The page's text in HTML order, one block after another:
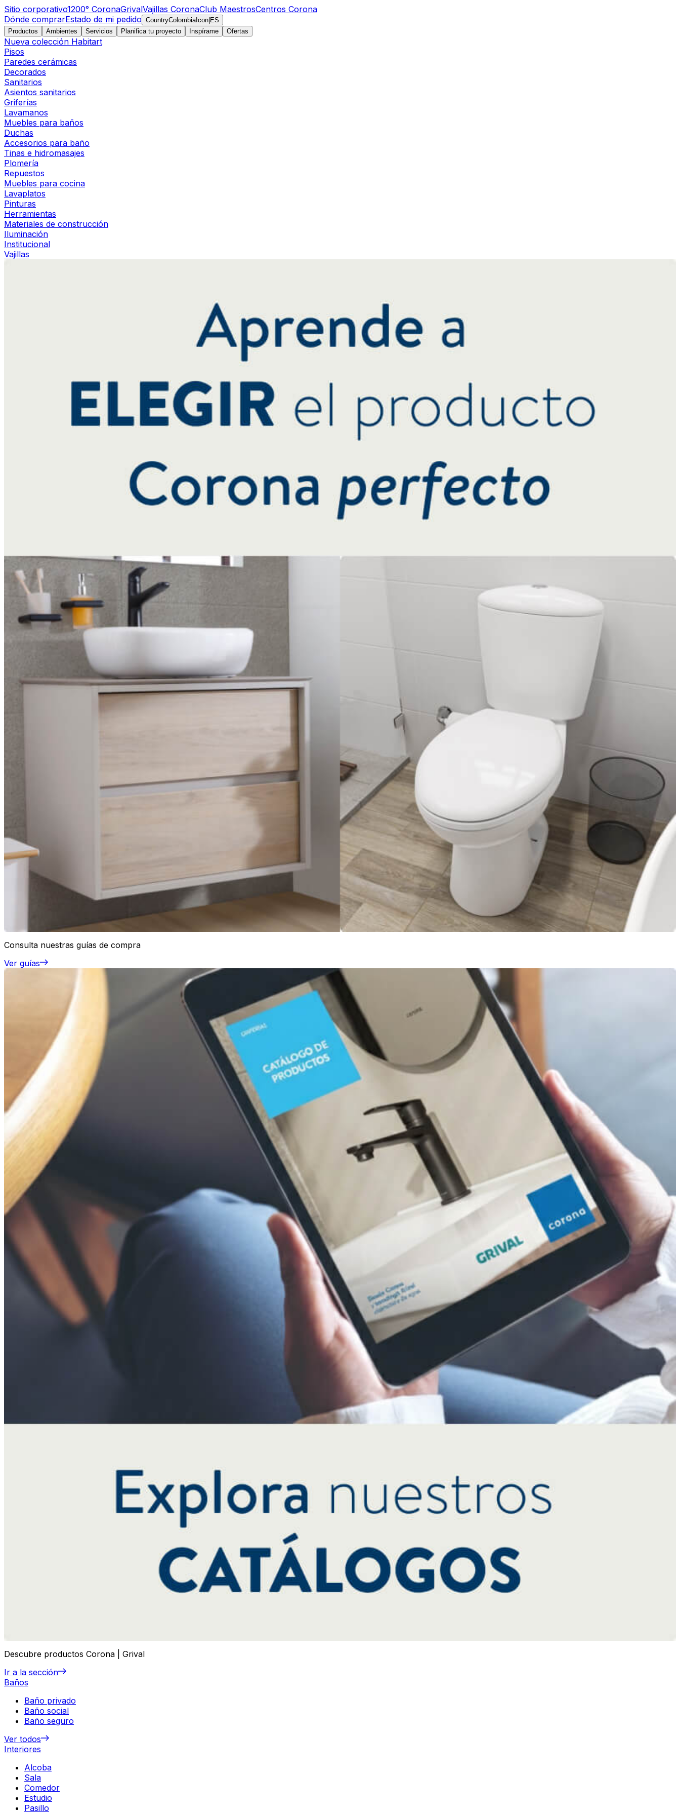
Sitio corporativo1200° CoronaGrivalVajillas CoronaClub MaestrosCentros Corona
Dónde comprarEstado de mi pedido CountryColombiaIcon ES
Productos
Ambientes Servicios Planifica tu proyecto Inspírame Ofertas
Nueva colección Habitart
Pisos
Paredes cerámicas
Decorados
Sanitarios
Asientos sanitarios
Griferías
Lavamanos
Muebles para baños
Duchas
Accesorios para baño
Tinas e hidromasajes
Plomería
Repuestos
Muebles para cocina
Lavaplatos
Pinturas
Herramientas
Materiales de construcción
Iluminación
Institucional
Vajillas
Consulta nuestras guías de compra
Ver guías
Descubre productos Corona | Grival
Ir a la sección
Baños
Baño privado
Baño social
Baño seguro
Ver todos
Interiores
Alcoba
Sala
Comedor
Estudio
Pasillo